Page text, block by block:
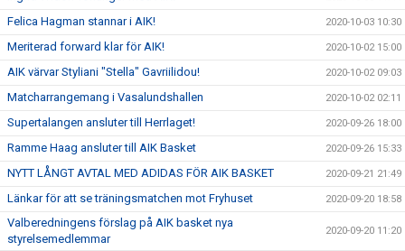
Felica Hagman stannar i AIK! 2020-10-03 10:30
Meriterad forward klar för AIK! 2020-10-02 15:00
AIK värvar Styliani "Stella" Gavriilidou! 2020-10-02 09:03
Matcharrangemang i Vasalundshallen 2020-10-02 02:11
Supertalangen ansluter till Herrlaget! 2020-09-26 18:00
Ramme Haag ansluter till AIK Basket 2020-09-26 15:33
NYTT LÅNGT AVTAL MED ADIDAS FÖR AIK BASKET 2020-09-21 21:49
Länkar för att se träningsmatchen mot Fryhuset 2020-09-20 18:58
Valberedningens förslag på AIK basket nya
styrelsemedlemmar
2020-09-20 11:20